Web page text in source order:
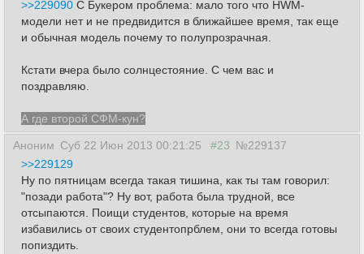
>>229090 С Букером проблема: мало того что HWM-
модели нет и не предвидится в ближайшее время, так еще
и обычная модель почему то полупрозрачная.
Кстати вчера было солнцестояние. С чем вас и
поздравляю.
А где второй СФМ-кун?
Аноним Суб 22 Июн 2013 00:21:25 #23 №229137
>>229129
Ну по пятницам всегда такая тишина, как ты там говорил:
"позади работа"? Ну вот, работа была трудной, все
отсыпаются. Поищи студентов, которые на время
избавились от своих студентопрблем, они то всегда готовы
попиздить.